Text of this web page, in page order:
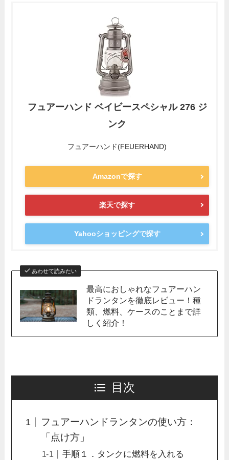
フュアーハンド ベイビースペシャル 276 ジ
ンク
フュアーハンド(FEUERHAND)
Amazonで探す
楽天で探す
Yahooショッピングで探す
あわせて読みたい
最高におしゃれなフュアーハン
ドランタンを徹底レビュー！種
類、燃料、ケースのことまで詳
しく紹介！
目次
フュアーハンドランタンの使い方：
「点け方」
手順１．タンクに燃料を入れる